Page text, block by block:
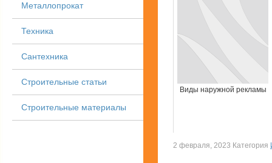
Металлопрокат
Техника
Сантехника
Строительные статьи
Строительные материалы
Виды наружной рекламы
2 февраля, 2023 Категория